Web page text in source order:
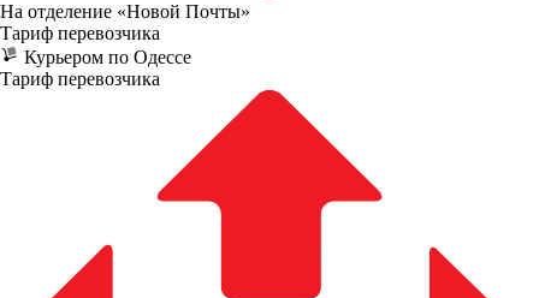
На отделение «Новой Почты»
Тариф перевозчика
Курьером по Одессе
Тариф перевозчика